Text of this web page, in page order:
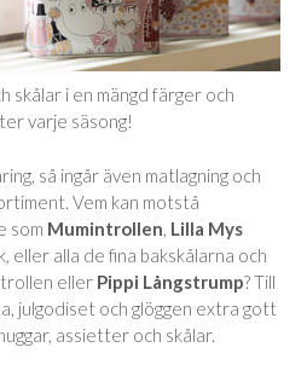
skålar i en mängd färger och
varje säsong!
så ingår även matlagning och
Vem kan motstå
som Mumintrollen Lilla Mys
alla de fina bakskålarna och
eller Pippi Långstrump? Till
julgodiset och glöggen extra gott
assietter och skålar.